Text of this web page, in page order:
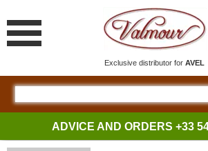
Exclusive distributor forAVEL
ADVICE AND ORDERS +33